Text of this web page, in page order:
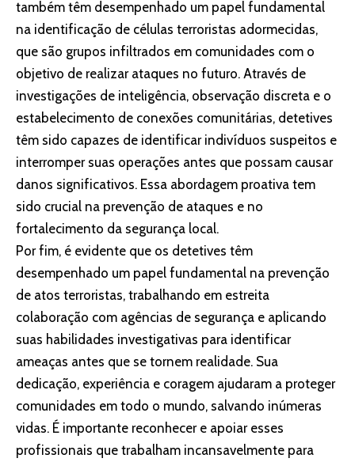
também têm desempenhado um papel fundamental
na identificação de células terroristas adormecidas,
que são grupos infiltrados em comunidades com o
objetivo de realizar ataques no futuro. Através de
investigações de inteligência, observação discreta e o
estabelecimento de conexões comunitárias, detetives
têm sido capazes de identificar indivíduos suspeitos e
interromper suas operações antes que possam causar
danos significativos. Essa abordagem proativa tem
sido crucial na prevenção de ataques e no
fortalecimento da segurança local.
Por fim, é evidente que os detetives têm
desempenhado um papel fundamental na prevenção
de atos terroristas, trabalhando em estreita
colaboração com agências de segurança e aplicando
suas habilidades investigativas para identificar
ameaças antes que se tornem realidade. Sua
dedicação, experiência e coragem ajudaram a proteger
comunidades em todo o mundo, salvando inúmeras
vidas. É importante reconhecer e apoiar esses
profissionais que trabalham incansavelmente para